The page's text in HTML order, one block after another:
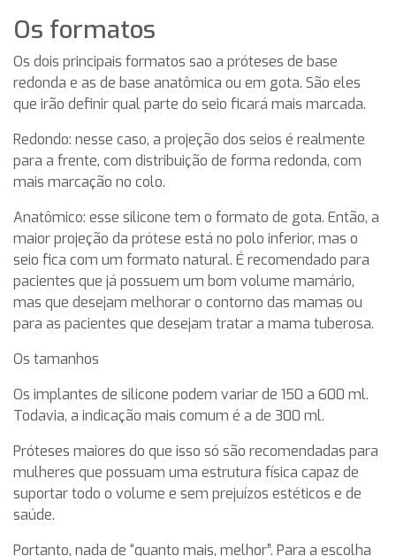
Os formatos
Os dois principais formatos sao a próteses de base
redonda e as de base anatômica ou em gota. São eles
que irão definir qual parte do seio ficará mais marcada.
Redondo: nesse caso, a projeção dos seios é realmente
para a frente, com distribuição de forma redonda, com
mais marcação no colo.
Anatômico: esse silicone tem o formato de gota. Então, a
maior projeção da prótese está no polo inferior, mas o
seio fica com um formato natural. É recomendado para
pacientes que já possuem um bom volume mamário,
mas que desejam melhorar o contorno das mamas ou
para as pacientes que desejam tratar a mama tuberosa.
Os tamanhos
Os implantes de silicone podem variar de 150 a 600 ml.
Todavia, a indicação mais comum é a de 300 ml.
Próteses maiores do que isso só são recomendadas para
mulheres que possuam uma estrutura física capaz de
suportar todo o volume e sem prejuízos estéticos e de
saúde.
Portanto, nada de “quanto mais, melhor”. Para a escolha